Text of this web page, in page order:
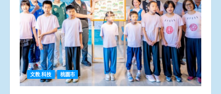
文教.科技 桃園市